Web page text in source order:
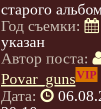
старого
Год съемки:
указан
Автор поста:
Povar_gunsVIP
Дата: